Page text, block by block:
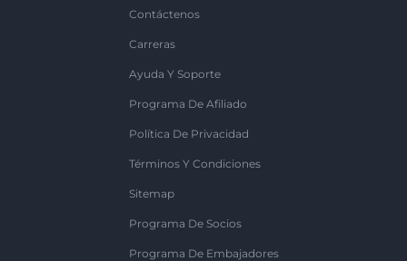
Contáctenos
Carreras
Ayuda Y Soporte
Programa De Afiliado
Política De Privacidad
Términos Y Condiciones
Sitemap
Programa De Socios
Programa De Embajadores